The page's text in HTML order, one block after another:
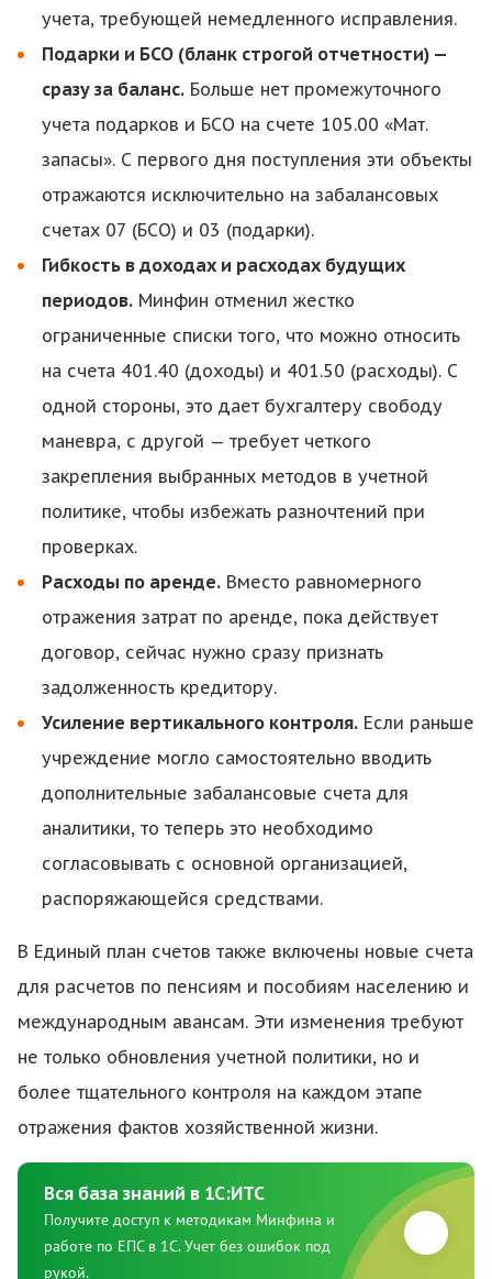
учета, требующей немедленного исправления.
Подарки и БСО (бланк строгой отчетности) —
сразу за баланс. Больше нет промежуточного
учета подарков и БСО на счете 105.00 «Мат.
запасы». С первого дня поступления эти объекты
отражаются исключительно на забалансовых
счетах 07 (БСО) и 03 (подарки).
Гибкость в доходах и расходах будущих
периодов. Минфин отменил жестко
ограниченные списки того, что можно относить
на счета 401.40 (доходы) и 401.50 (расходы). С
одной стороны, это дает бухгалтеру свободу
маневра, с другой — требует четкого
закрепления выбранных методов в учетной
политике, чтобы избежать разночтений при
проверках.
Расходы по аренде. Вместо равномерного
отражения затрат по аренде, пока действует
договор, сейчас нужно сразу признать
задолженность кредитору.
Усиление вертикального контроля. Если раньше
учреждение могло самостоятельно вводить
дополнительные забалансовые счета для
аналитики, то теперь это необходимо
согласовывать с основной организацией,
распоряжающейся средствами.
В Единый план счетов также включены новые счета
для расчетов по пенсиям и пособиям населению и
международным авансам. Эти изменения требуют
не только обновления учетной политики, но и
более тщательного контроля на каждом этапе
отражения фактов хозяйственной жизни.
Вся база знаний в 1С:ИТС
Получите доступ к методикам Минфина и
работе по ЕПС в 1С. Учет без ошибок под
рукой.